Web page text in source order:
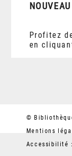
Profitez
en
©
Mentions
Accessibilité